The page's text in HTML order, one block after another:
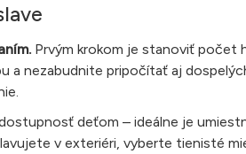
Prvým krokom je stanoviť počet
a nezabudnite pripočítať aj
deťom – ideálne je
v exteriéri, vyberte tienisté